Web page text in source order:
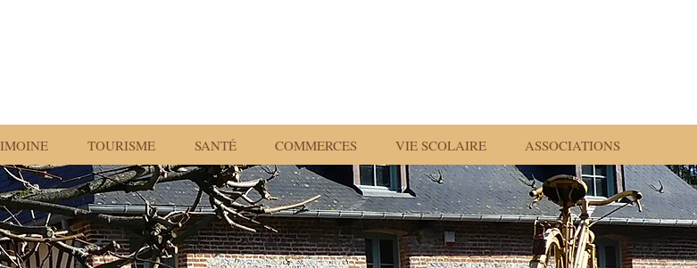
TOURISME SANTÉ COMMERCES VIE SCOLAIRE ASSOCIATIONS